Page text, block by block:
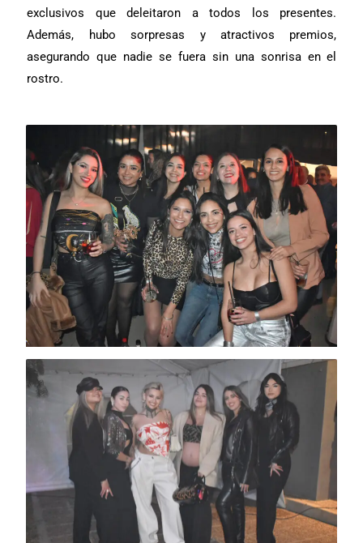
exclusivos que deleitaron a todos los presentes.
Además, hubo sorpresas y atractivos premios,
asegurando que nadie se fuera sin una sonrisa en el
rostro.